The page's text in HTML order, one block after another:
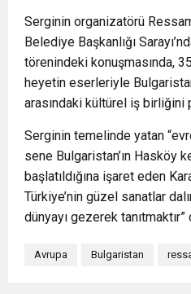
Serginin organizatörü
Belediye Başkanlığı
törenindeki konuşmasında,
heyetin eserleriyle
arasındaki kültürel iş
Serginin temelinde yatan
sene Bulgaristan’ın Hasköy
başlatıldığına işaret eden
Türkiye’nin güzel sanatlar
dünyayı gezerek tanıtmaktır”
Avrupa Bulgaristan